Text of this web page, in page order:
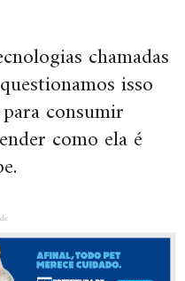
chamadas
isso
consumir
como ela é